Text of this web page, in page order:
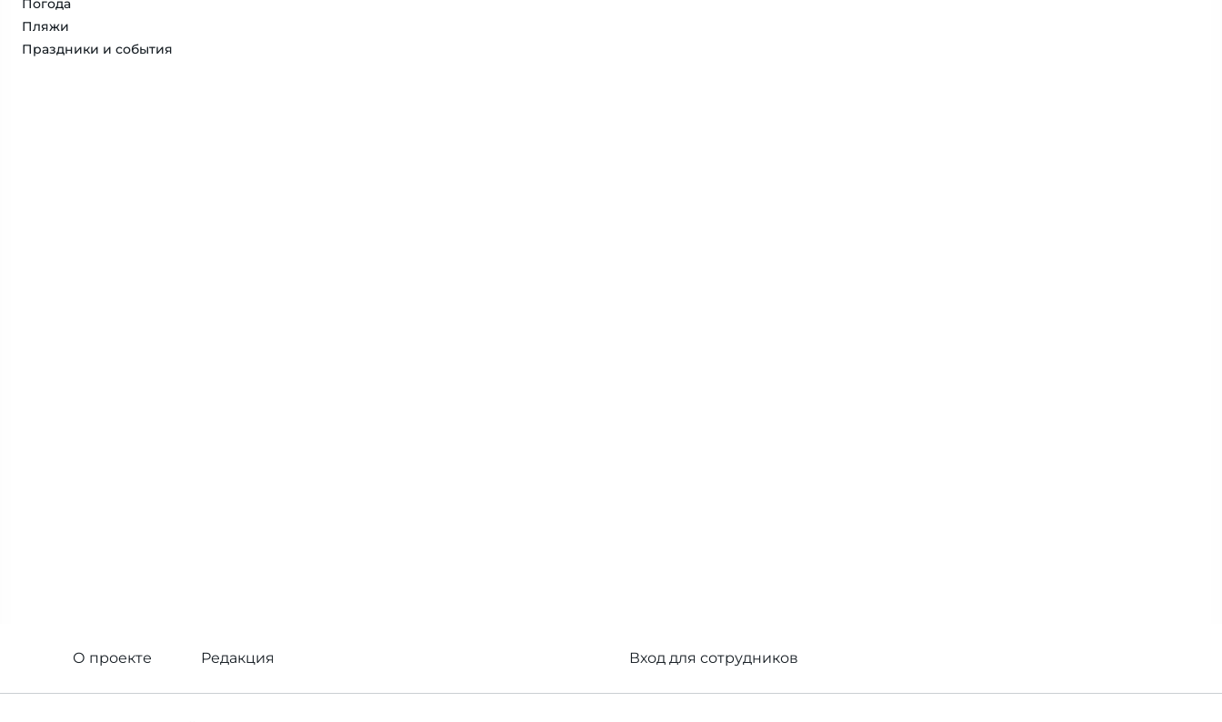
Погода
Пляжи
Праздники и события
О проекте Редакция Вход для сотрудников